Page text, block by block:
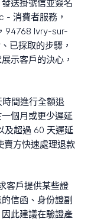
送掛號信並簽名
- 消費者服務，
94768 Ivry-sur-
已採取的步驟，
示客戶的決心，
間進行全額退
個月或更少遲延
及超過 60 天遲延
賣方快速處理退款
客戶提供某些證
信函、身份證副
此建議在驗證產